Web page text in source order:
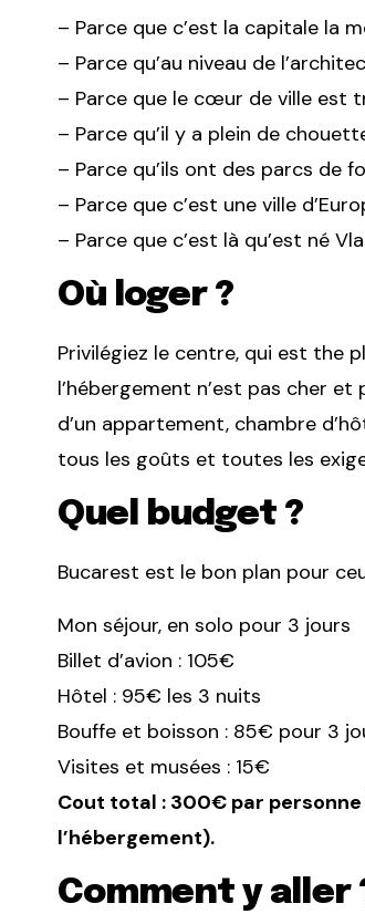
– Parce que c’est la capitale la
– Parce qu’au niveau de
– Parce que le cœur de ville est
– Parce qu’il y a plein de
– Parce qu’ils ont des parcs de
– Parce que c’est une ville
– Parce que c’est là qu’est né
Où loger ?
Privilégiez le centre, qui est the
l’hébergement n’est pas cher
d’un appartement, chambre
tous les goûts et toutes les
Quel budget ?
Bucarest est le bon plan pour
Mon séjour, en solo pour 3 jours
Billet d’avion : 105€
Hôtel : 95€ les 3 nuits
Bouffe et boisson : 85€ pour 3
Visites et musées : 15€
Cout total : 300€ par
l’hébergement).
Comment y aller